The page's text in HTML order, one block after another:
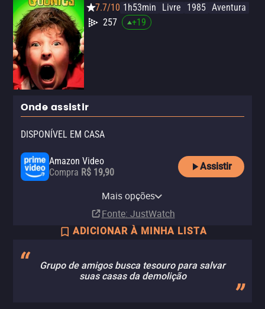
7.7/10 1h53min Livre 1985 Aventura
257
+19
Onde assistir
DISPONÍVEL EM CASA
Amazon Video
Compra R$ 19,90
Assistir
R$ 19,90
Mais opções
Fonte: JustWatch
ADICIONAR À MINHA LISTA
Grupo de amigos busca tesouro para salvar
suas casas da demolição